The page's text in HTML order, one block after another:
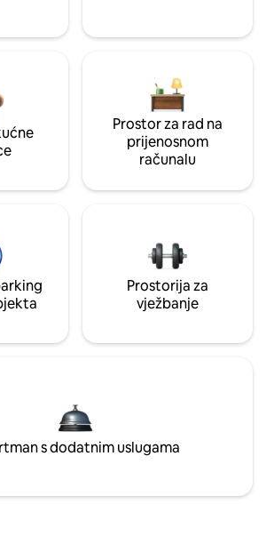
Prostor za rad na
prijenosnom
računalu
Prostorija za
vježbanje
s dodatnim uslugama